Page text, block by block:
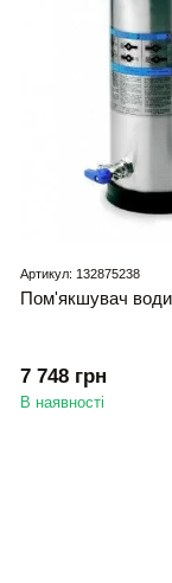
Артикул: 132875238
Пом'якшувач
7 748 грн
В наявності